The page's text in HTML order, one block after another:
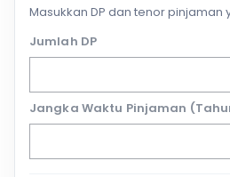
Masukkan DP dan tenor pinjaman
Jumlah DP
Jangka Waktu Pinjaman